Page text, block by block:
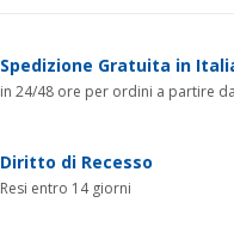
Spedizione Gratuita in
in 24/48 ore per ordini a partire
Diritto di Recesso
Resi entro 14 giorni